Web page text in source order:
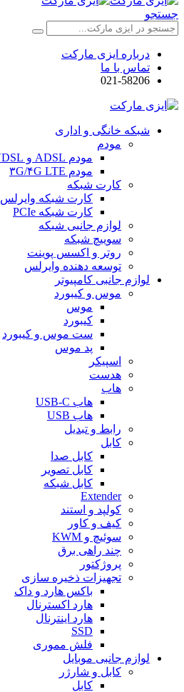
جستجو
درباره ایزی مارکت
تماس با ما
021-58206
شبکه خانگی و اداری
مودم
مودم ADSL و VDSL
مودم ۳G/۴G LTE
کارت شبکه
کارت شبکه وایرلس USB
کارت شبکه PCIe
لوازم جانبی شبکه
سوییچ شبکه
روتر و اکسس پوینت
توسعه دهنده وایرلس
لوازم جانبی کامپیوتر
موس و کیبورد
موس
کیبورد
ست موس و کیبورد
پد موس
اسپیکر
هدست
هاب
هاب USB-C
هاب USB
رابط و تبدیل
کابل
کابل صدا
کابل تصویر
کابل شبکه
Extender
کولپد و استند
کیف و کاور
سوئیچ و KWM
چند راهی برق
پروژکتور
تجهیزات ذخیره سازی
باکس هارد و داک
هارد اکسترنال
هارد اینترنال
SSD
فلش مموری
لوازم جانبی موبایل
کابل و شارژر
کابل